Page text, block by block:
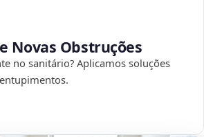
Novas Obstruções
no sanitário? Aplicamos soluções